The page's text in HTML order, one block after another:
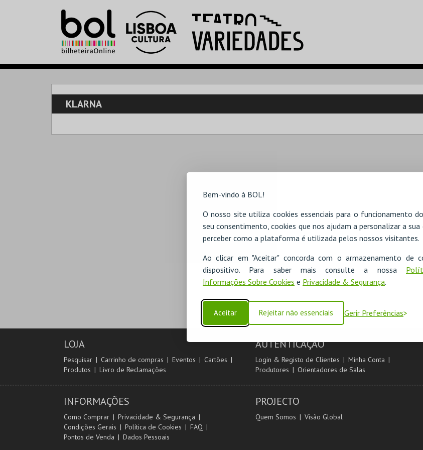
Bem-vindo à BOL!
O nosso site utiliza cookies essenciais para o funcionamento
seu consentimento, cookies que nos ajudam a personalizar a sua
perceber como a plataforma é utilizada pelos nossos visitantes.
Ao clicar em "Aceitar" concorda com o armazenamento de
dispositivo. Para saber mais consulte a nossa
Informações Sobre Cookies e Privacidade & Segurança.
Aceitar Rejeitar não essenciais Gerir Preferências
KLARNA
LOJA
Pesquisar Carrinho de compras Eventos
Cartões
Produtos
Livro de Reclamações
AUTENTICAÇÃO
Login & Registo de Clientes
Minha Conta
Produtores
Orientadores de Salas
INFORMAÇÕES
Como Comprar
Privacidade & Segurança
Condições Gerais
Política de Cookies
FAQ
Pontos de Venda
Dados Pessoais
PROJECTO
Quem Somos Visão Global